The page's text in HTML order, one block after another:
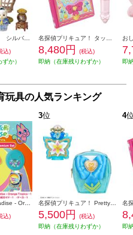
込)
か）
8,480円
(税込)
即納（在庫残りわずか）
即
玩具の人気ランキング
Tamagotchi Paradise - Orange Tropics Premium Set
込)
3位
5,500円
(税込)
即納（在庫残りわずか）
4
即